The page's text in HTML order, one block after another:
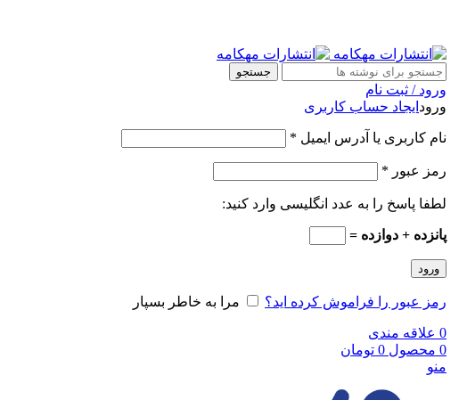
جستجو
ورود / ثبت نام
ورود ایجاد حساب کاربری
نام کاربری یا آدرس ایمیل *
رمز عبور *
لطفا پاسخ را به عدد انگلیسی وارد کنید:
پانزده + دوازده =
ورود
رمز عبور را فراموش کرده اید؟ مرا به خاطر بسپار
0 علاقه مندی
0 محصول 0 تومان
منو